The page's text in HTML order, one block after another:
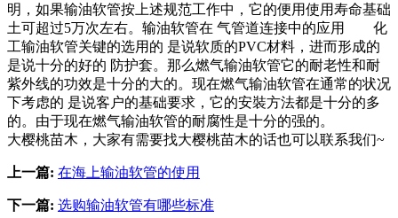
明，如果输油软管按上述规范工作中，它的便用使用寿命基础
土可超过5万次左右。输油软管在 气管道连接中的应用 化
工输油软管关键的选用的 是说软质的PVC材料，进而形成的
是说十分的好的 防护套。那么燃气输油软管它的耐老性和耐
紫外线的功效是十分的大的。现在燃气输油软管在通常的状况
下考虑的 是说客户的基础要求，它的安裝方法都是十分的多
的。由于现在燃气输油软管的耐腐性是十分的强的。
大樱桃苗木，大家有需要找大樱桃苗木的话也可以联系我们~
上一篇: 在海上输油软管的使用
下一篇: 选购输油软管有哪些标准